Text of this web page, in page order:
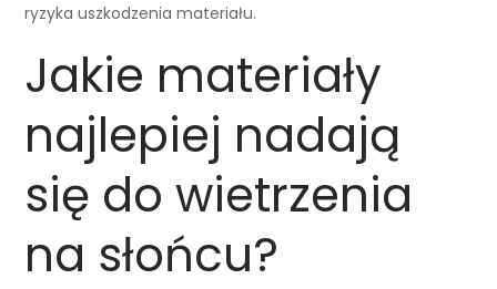
ryzyka uszkodzenia materiału.
Jakie materiały
najlepiej nadają
się do wietrzenia
na słońcu?